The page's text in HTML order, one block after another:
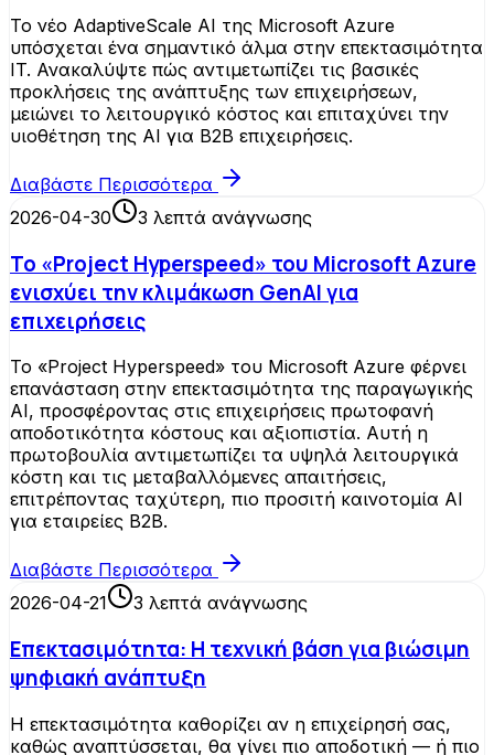
Το νέο AdaptiveScale AI της Microsoft Azure
υπόσχεται ένα σημαντικό άλμα στην επεκτασιμότητα
IT. Ανακαλύψτε πώς αντιμετωπίζει τις βασικές
προκλήσεις της ανάπτυξης των επιχειρήσεων,
μειώνει το λειτουργικό κόστος και επιταχύνει την
υιοθέτηση της AI για B2B επιχειρήσεις.
Διαβάστε Περισσότερα
2026-04-30
3 λεπτά ανάγνωσης
Το «Project Hyperspeed» του Microsoft Azure
ενισχύει την κλιμάκωση GenAI για
επιχειρήσεις
Το «Project Hyperspeed» του Microsoft Azure φέρνει
επανάσταση στην επεκτασιμότητα της παραγωγικής
AI, προσφέροντας στις επιχειρήσεις πρωτοφανή
αποδοτικότητα κόστους και αξιοπιστία. Αυτή η
πρωτοβουλία αντιμετωπίζει τα υψηλά λειτουργικά
κόστη και τις μεταβαλλόμενες απαιτήσεις,
επιτρέποντας ταχύτερη, πιο προσιτή καινοτομία AI
για εταιρείες B2B.
Διαβάστε Περισσότερα
2026-04-21
3 λεπτά ανάγνωσης
Επεκτασιμότητα: Η τεχνική βάση για βιώσιμη
ψηφιακή ανάπτυξη
Η επεκτασιμότητα καθορίζει αν η επιχείρησή σας,
καθώς αναπτύσσεται, θα γίνει πιο αποδοτική — ή πιο